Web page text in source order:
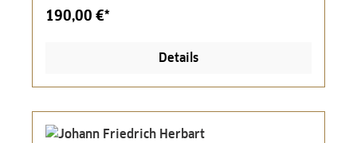
190,00 €*
Details